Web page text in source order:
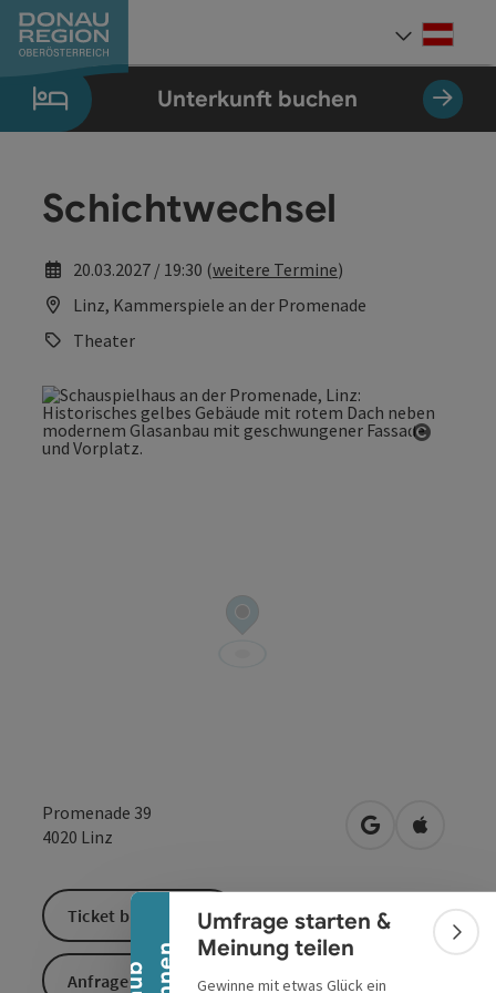
Zum Inhalt
Zur Navigation
Zum Seitenanfang
Zur Kontaktseite
Zum Impressum
Zur Startseite
Banner einklappen
Umfrage starten &
Meinung teilen
Gewinne mit etwas Glück ein
Unterkunft buchen
Schichtwechsel
20.03.2027 / 19:30 (weitere Termine)
Linz, Kammerspiele an der Promenade
Theater
Promenade 39
4020 Linz in Googlein Apple
Ticket buchen
Anfrage senden